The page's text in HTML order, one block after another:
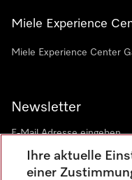
Miele Experience
Miele Experience Center
Newsletter
Ihre aktuelle
einer